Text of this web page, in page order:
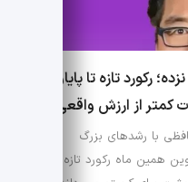
رکورد تازه تا پایان
با رشدهای بزرگ
همین ماه رکورد تازه